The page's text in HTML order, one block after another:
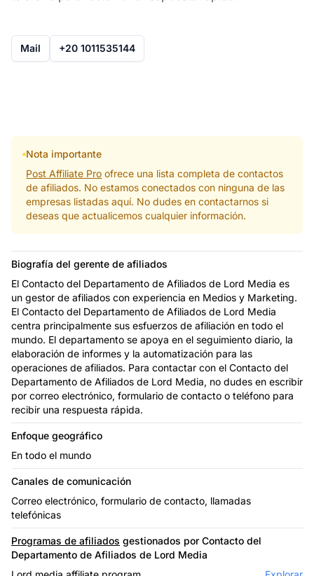
Mail +20 1011535144
Nota importante
Post Affiliate Pro ofrece una lista completa de contactos
de afiliados. No estamos conectados con ninguna de las
empresas listadas aquí. No dudes en contactarnos si
deseas que actualicemos cualquier información.
Biografía del gerente de afiliados
El Contacto del Departamento de Afiliados de Lord Media es
un gestor de afiliados con experiencia en Medios y Marketing.
El Contacto del Departamento de Afiliados de Lord Media
centra principalmente sus esfuerzos de afiliación en todo el
mundo. El departamento se apoya en el seguimiento diario, la
elaboración de informes y la automatización para las
operaciones de afiliados. Para contactar con el Contacto del
Departamento de Afiliados de Lord Media, no dudes en escribir
por correo electrónico, formulario de contacto o teléfono para
recibir una respuesta rápida.
Enfoque geográfico
En todo el mundo
Canales de comunicación
Correo electrónico, formulario de contacto, llamadas
telefónicas
Programas de afiliados gestionados por Contacto del
Departamento de Afiliados de Lord Media